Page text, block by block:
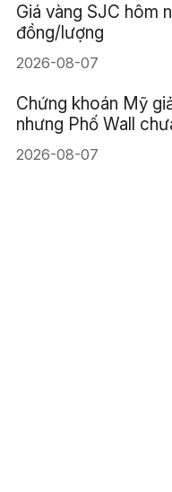
Giá vàng SJC hôm
đồng/lượng
2026-08-07
Chứng khoán Mỹ
nhưng Phố Wall
2026-08-07